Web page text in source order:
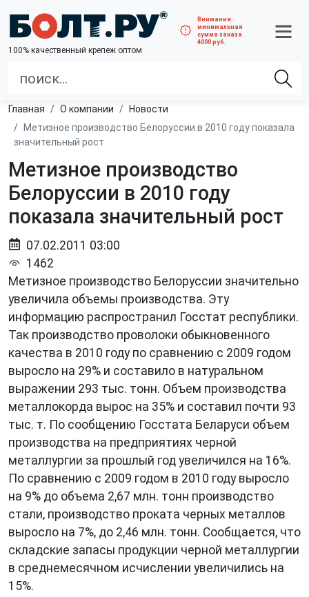
100% качественный крепеж оптом
Внимание:
минимальная
сумма заказа
4000 руб.
Главная О компании
Новости
Метизное производство Белоруссии в 2010 году показала
значительный рост
Метизное производство
Белоруссии в 2010 году
показала значительный рост
07.02.2011 03:00
1462
Метизное производство Белоруссии значительно
увеличила объемы производства. Эту
информацию распространил Госстат республики.
Так производство проволоки обыкновенного
качества в 2010 году по сравнению с 2009 годом
выросло на 29% и составило в натуральном
выражении 293 тыс. тонн. Объем производства
металлокорда вырос на 35% и составил почти 93
тыс. т. По сообщению Госстата Беларуси объем
производства на предприятиях черной
металлургии за прошлый год увеличился на 16%.
По сравнению с 2009 годом в 2010 году выросло
на 9% до объема 2,67 млн. тонн производство
стали, производство проката черных металлов
выросло на 7%, до 2,46 млн. тонн. Сообщается, что
складские запасы продукции черной металлургии
в среднемесячном исчислении увеличились на
15%.